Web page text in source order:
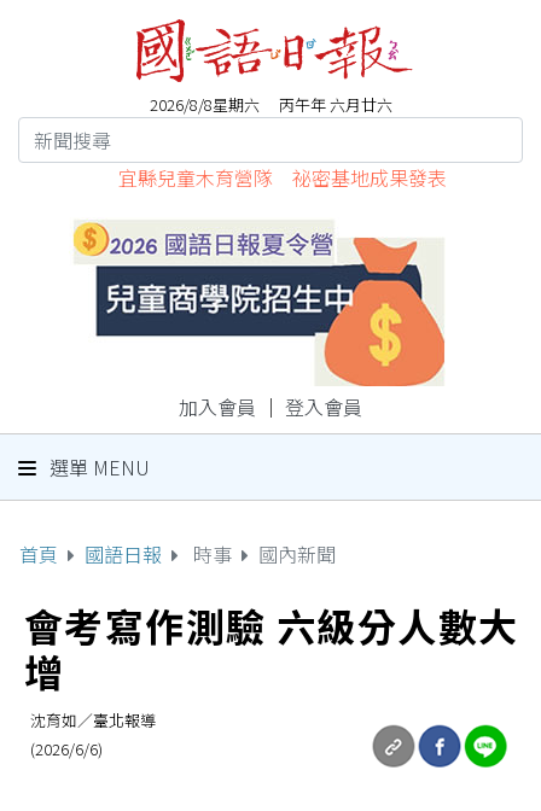
2026/8/8星期六 丙午年 六月廿六
宜縣兒童木育營隊 祕密基地成果發表
加入會員 ｜ 登入會員
選單 MENU
首頁 國語日報 時事 國內新聞
會考寫作測驗 六級分人數大
增
沈育如／臺北報導
(2026/6/6)